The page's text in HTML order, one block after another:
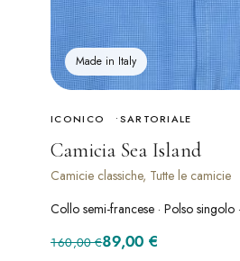
Made in Italy
ICONICO SARTORIALE
Camicia Sea Island
Camicie classiche, Tutte le camicie
Collo semi-francese · Polso singolo
160,00€
Il prezzo originale era:
89,00 €
Il prezzo attuale è: 89,00